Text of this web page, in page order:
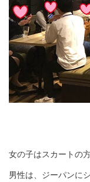
女の子はスカートの
男性は、ジーパンに